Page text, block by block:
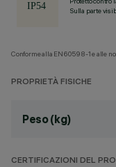
Sulla parte
Conforme alla EN60598-1 e alle
PROPRIETÀ FISICHE
Peso (kg)
CERTIFICAZIONI DEL